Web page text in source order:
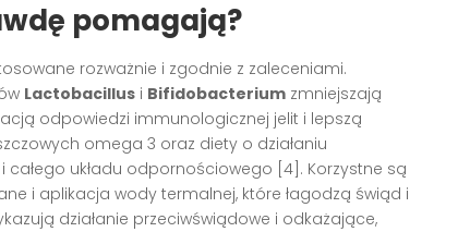
pomagają?
rozważnie i zgodnie z zaleceniami.
Lactobacillus i Bifidobacterium zmniejszają
odpowiedzi immunologicznej jelit i lepszą
omega 3 oraz diety o działaniu
układu odpornościowego [4]. Korzystne są
i aplikacja wody termalnej, które łagodzą świąd i
działanie przeciwświądowe i odkażające,